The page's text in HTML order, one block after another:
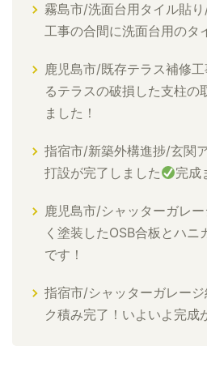
霧島市/洗面台用タイル貼
工事の合間に洗面台用のタ
鹿児島市/既存テラス補修
るテラスの破損した支柱の
ました！
指宿市/新築外構進捗/玄関
打設が完了しました
完成
鹿児島市/シャッターガレ
く塗装したOSB合板とハニ
です！
指宿市/シャッターガレー
ク積み完了！いよいよ完成